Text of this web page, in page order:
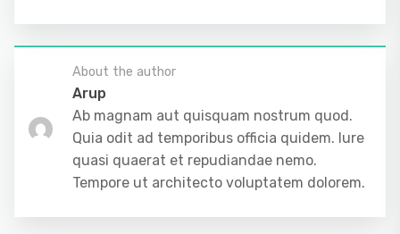
About the author
Arup
Ab magnam aut quisquam nostrum quod.
Quia odit ad temporibus officia quidem. Iure
quasi quaerat et repudiandae nemo.
Tempore ut architecto voluptatem dolorem.